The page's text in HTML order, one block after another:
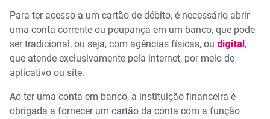
Para ter acesso a um cartão de débito, é necessário abrir
uma conta corrente ou poupança em um banco, que pode
ser tradicional, ou seja, com agências físicas, ou digital ,
que atende exclusivamente pela internet, por meio de
aplicativo ou site.
Ao ter uma conta em banco, a instituição financeira é
obrigada a fornecer um cartão da conta com a função